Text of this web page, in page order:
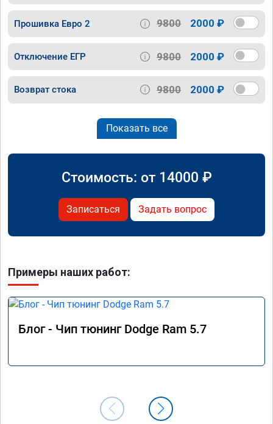
Прошивка Евро 2 9800 2000 ₽
Отключение ЕГР 9800 2000 ₽
Возврат стока 9800 2000 ₽
Показать все
Стоимость: от 14000 ₽
Записаться Задать вопрос
Примеры наших работ:
Блог - Чип тюнинг Dodge Ram 5.7